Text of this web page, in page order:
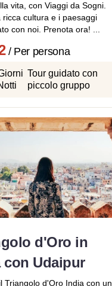
vita, con Viaggi da Sogni.
ricca cultura e i paesaggi
con noi. Prenota ora! ...
/ Per persona
Tour guidato con
piccolo gruppo
d'Oro in
con Udaipur
Triangolo d'Oro India con un